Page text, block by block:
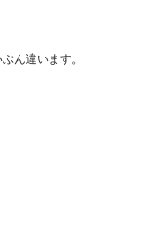
ん違います。